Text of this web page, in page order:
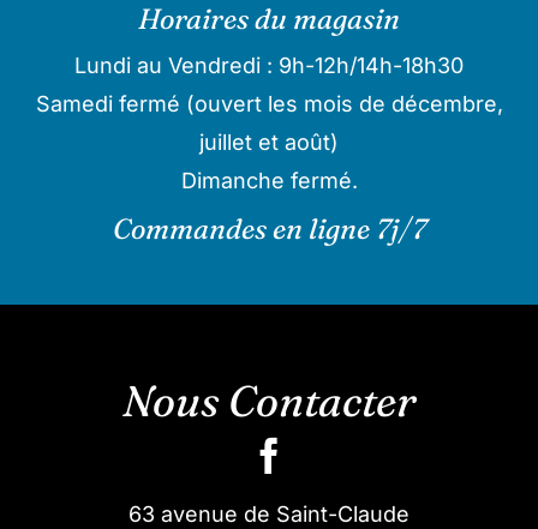
Horaires du magasin
Lundi au Vendredi : 9h-12h/14h-18h30
Samedi fermé (ouvert les mois de décembre,
juillet et août)
Dimanche fermé.
Commandes en ligne 7j/7
Nous Contacter
63 avenue de Saint-Claude